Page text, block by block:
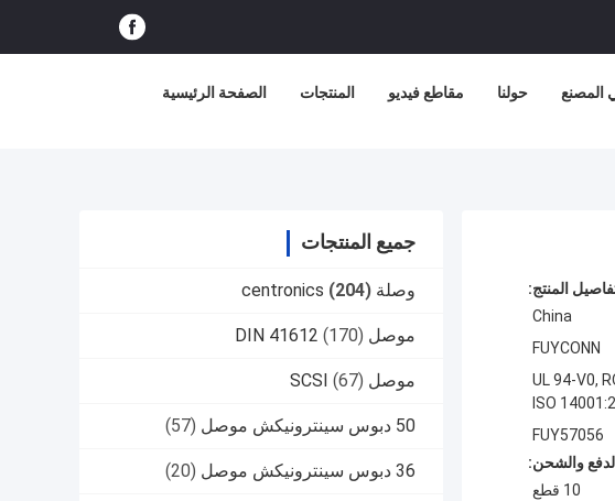
الصفحة الرئيسية المنتجات مقاطع فيديو حولنا المصنع
جميع المنتجات
وصلة centronics (204)
موصل DIN 41612 (170)
موصل SCSI (67)
50 دبوس سينترونيكش موصل (57)
36 دبوس سينترونيكش موصل (20)
المنتج:
China
FUYCONN
UL 94-V0,
ISO
FUY57056
والشحن:
10 قطع